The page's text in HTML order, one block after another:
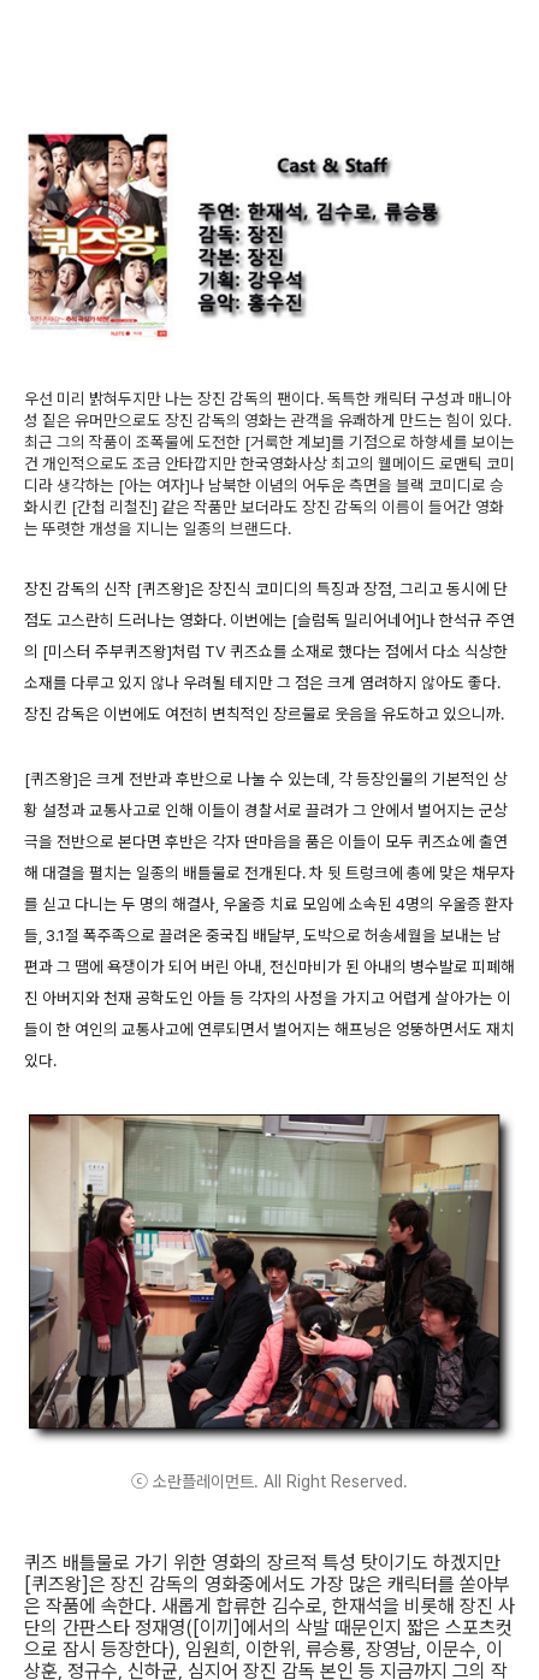
우선 미리 밝혀두지만 나는 장진 감독의 팬이다. 독특한 캐릭터 구성과 매니아
성 짙은 유머만으로도 장진 감독의 영화는 관객을 유쾌하게 만드는 힘이 있다.
최근 그의 작품이 조폭물에 도전한 [거룩한 계보]를 기점으로 하향세를 보이는
건 개인적으로도 조금 안타깝지만 한국영화사상 최고의 웰메이드 로맨틱 코미
디라 생각하는 [아는 여자]나 남북한 이념의 어두운 측면을 블랙 코미디로 승
화시킨 [간첩 리철진] 같은 작품만 보더라도 장진 감독의 이름이 들어간 영화
는 뚜렷한 개성을 지니는 일종의 브랜드다.
장진 감독의 신작 [퀴즈왕]은 장진식 코미디의 특징과 장점, 그리고 동시에 단
점도 고스란히 드러나는 영화다. 이번에는 [슬럼독 밀리어네어]나 한석규 주연
의 [미스터 주부퀴즈왕]처럼 TV 퀴즈쇼를 소재로 했다는 점에서 다소 식상한
소재를 다루고 있지 않나 우려될 테지만 그 점은 크게 염려하지 않아도 좋다.
장진 감독은 이번에도 여전히 변칙적인 장르물로 웃음을 유도하고 있으니까.
[퀴즈왕]은 크게 전반과 후반으로 나눌 수 있는데, 각 등장인물의 기본적인 상
황 설정과 교통사고로 인해 이들이 경찰서로 끌려가 그 안에서 벌어지는 군상
극을 전반으로 본다면 후반은 각자 딴마음을 품은 이들이 모두 퀴즈쇼에 출연
해 대결을 펼치는 일종의 배틀물로 전개된다. 차 뒷 트렁크에 총에 맞은 채무자
를 싣고 다니는 두 명의 해결사, 우울증 치료 모임에 소속된 4명의 우울증 환자
들, 3.1절 폭주족으로 끌려온 중국집 배달부, 도박으로 허송세월을 보내는 남
편과 그 땜에 욕쟁이가 되어 버린 아내, 전신마비가 된 아내의 병수발로 피폐해
진 아버지와 천재 공학도인 아들 등 각자의 사정을 가지고 어렵게 살아가는 이
들이 한 여인의 교통사고에 연루되면서 벌어지는 해프닝은 엉뚱하면서도 재치
있다.
ⓒ 소란플레이먼트. All Right Reserved.
퀴즈 배틀물로 가기 위한 영화의 장르적 특성 탓이기도 하겠지만
[퀴즈왕]은 장진 감독의 영화중에서도 가장 많은 캐릭터를 쏟아부
은 작품에 속한다. 새롭게 합류한 김수로, 한재석을 비롯해 장진 사
단의 간판스타 정재영([이끼]에서의 삭발 때문인지 짧은 스포츠컷
으로 잠시 등장한다), 임원희, 이한위, 류승룡, 장영남, 이문수, 이
상훈, 정규수, 신하균, 심지어 장진 감독 본인 등 지금까지 그의 작